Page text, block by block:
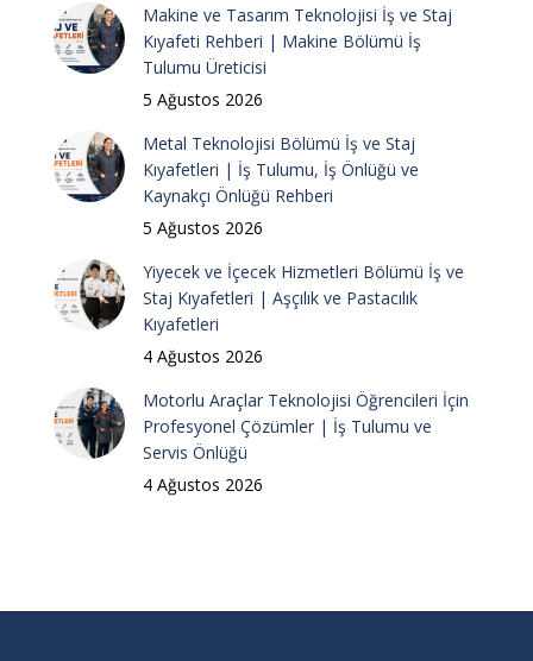
Makine ve Tasarım Teknolojisi İş ve Staj
Kıyafeti Rehberi | Makine Bölümü İş
Tulumu Üreticisi
5 Ağustos 2026
Metal Teknolojisi Bölümü İş ve Staj
Kıyafetleri | İş Tulumu, İş Önlüğü ve
Kaynakçı Önlüğü Rehberi
5 Ağustos 2026
Yiyecek ve İçecek Hizmetleri Bölümü İş ve
Staj Kıyafetleri | Aşçılık ve Pastacılık
Kıyafetleri
4 Ağustos 2026
Motorlu Araçlar Teknolojisi Öğrencileri İçin
Profesyonel Çözümler | İş Tulumu ve
Servis Önlüğü
4 Ağustos 2026